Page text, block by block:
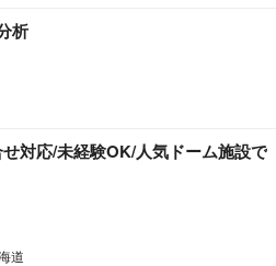
析
対応/未経験OK/人気ドーム施設で
道